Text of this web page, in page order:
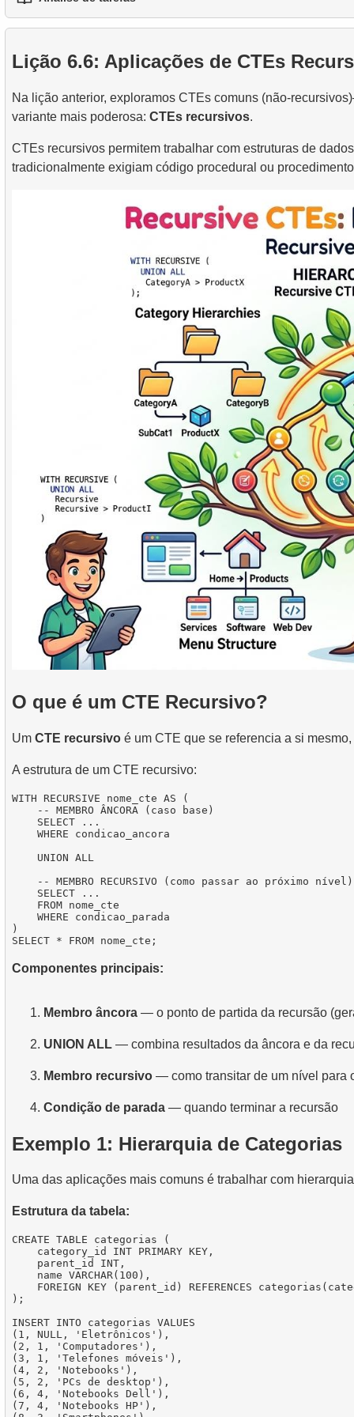
Introducao aos indices SQL
4. Como os Índices B-tree Funcionam
1.Processamento prático de strings em SQL
1.O voo mais rápido
2.Encontrar a Ocupação de Voo por Tarifa
3.Mapa de Assentos da Aeronave
Lição 6.6: Aplicações de CTEs
Na lição anterior, exploramos CTEs comuns (não-
variante mais poderosa: CTEs recursivos.
CTEs recursivos permitem trabalhar com estruturas de
tradicionalmente exigiam código procedural ou
O que é um CTE Recursivo?
Um CTE recursivo é um CTE que se referencia a si
A estrutura de um CTE recursivo:
WITH RECURSIVE nome_cte AS (
    -- MEMBRO ÂNCORA (caso base)
    SELECT ...
    WHERE condicao_ancora
    UNION ALL
    -- MEMBRO RECURSIVO (como passar ao próximo nível)
    SELECT ...
    FROM nome_cte
    WHERE condicao_parada
)
Componentes principais:
Membro âncora — o ponto de partida da recursão
UNION ALL — combina resultados da âncora e da
Membro recursivo — como transitar de um nível para
Condição de parada — quando terminar a recursão
Exemplo 1: Hierarquia de Categorias
Uma das aplicações mais comuns é trabalhar com
Estrutura da tabela:
CREATE TABLE categorias (
    category_id INT PRIMARY KEY,
    parent_id INT,
    name VARCHAR(100),
FOREIGN KEY (parent_id) REFERENCES
);
INSERT INTO categorias VALUES
(1, NULL, 'Eletrônicos'),
(2, 1, 'Computadores'),
(3, 1, 'Telefones móveis'),
(4, 2, 'Notebooks'),
(5, 2, 'PCs de desktop'),
(6, 4, 'Notebooks Dell'),
(7, 4, 'Notebooks HP'),